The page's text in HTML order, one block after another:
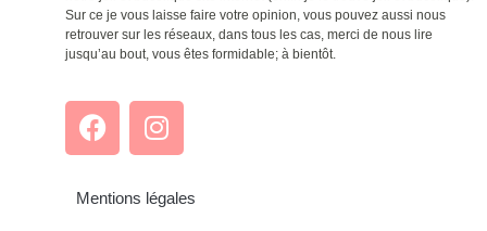
Sur ce je vous laisse faire votre opinion, vous pouvez aussi nous
retrouver sur les réseaux, dans tous les cas, merci de nous lire
jusqu’au bout, vous êtes formidable; à bientôt.
Mentions légales